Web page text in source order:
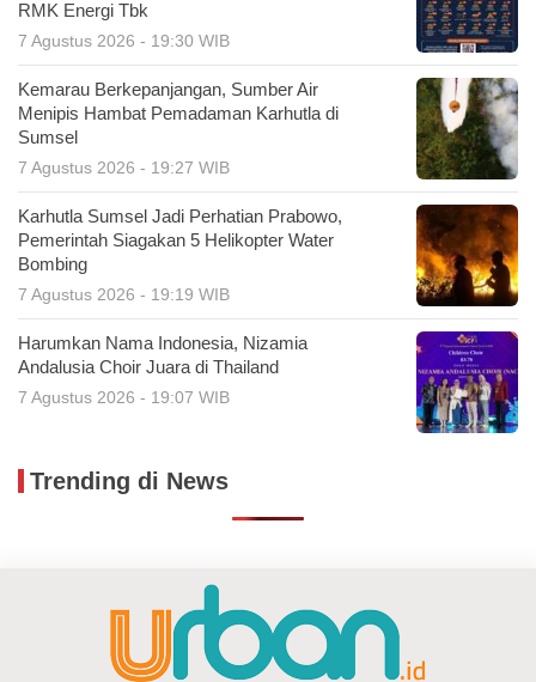
RMK Energi Tbk
7 Agustus 2026 - 19:30 WIB
Kemarau Berkepanjangan, Sumber Air
Menipis Hambat Pemadaman Karhutla di
Sumsel
7 Agustus 2026 - 19:27 WIB
Karhutla Sumsel Jadi Perhatian Prabowo,
Pemerintah Siagakan 5 Helikopter Water
Bombing
7 Agustus 2026 - 19:19 WIB
Harumkan Nama Indonesia, Nizamia
Andalusia Choir Juara di Thailand
7 Agustus 2026 - 19:07 WIB
Trending di News